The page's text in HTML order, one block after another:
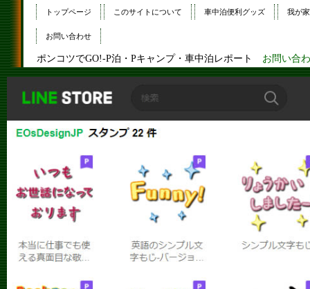
トップページ このサイトについて 車中泊便利グッズ 我が
お問い合わせ
ポンコツでGO!-P泊・Pキャンプ・車中泊レポート お問い合